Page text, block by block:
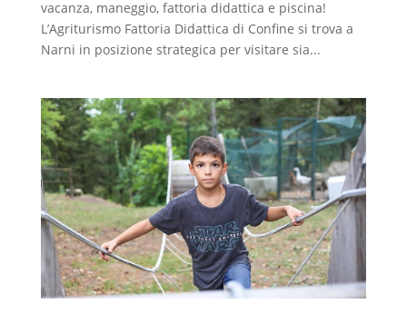
vacanza, maneggio, fattoria didattica e piscina!
L’Agriturismo Fattoria Didattica di Confine si trova a
Narni in posizione strategica per visitare sia...